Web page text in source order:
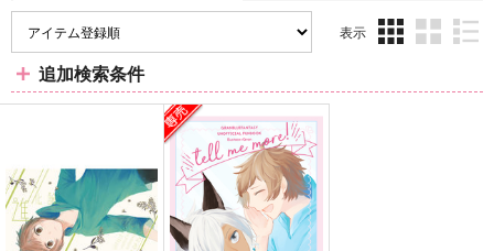
表示
ム
ム
ム
追加検索条件